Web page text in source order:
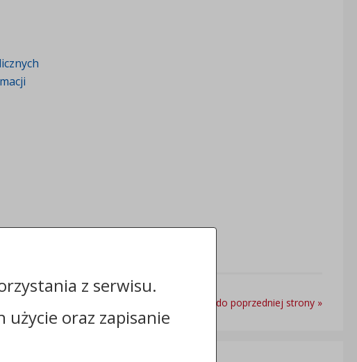
Powrót do poprzedniej strony »
z serwisu.
użycie oraz zapisanie